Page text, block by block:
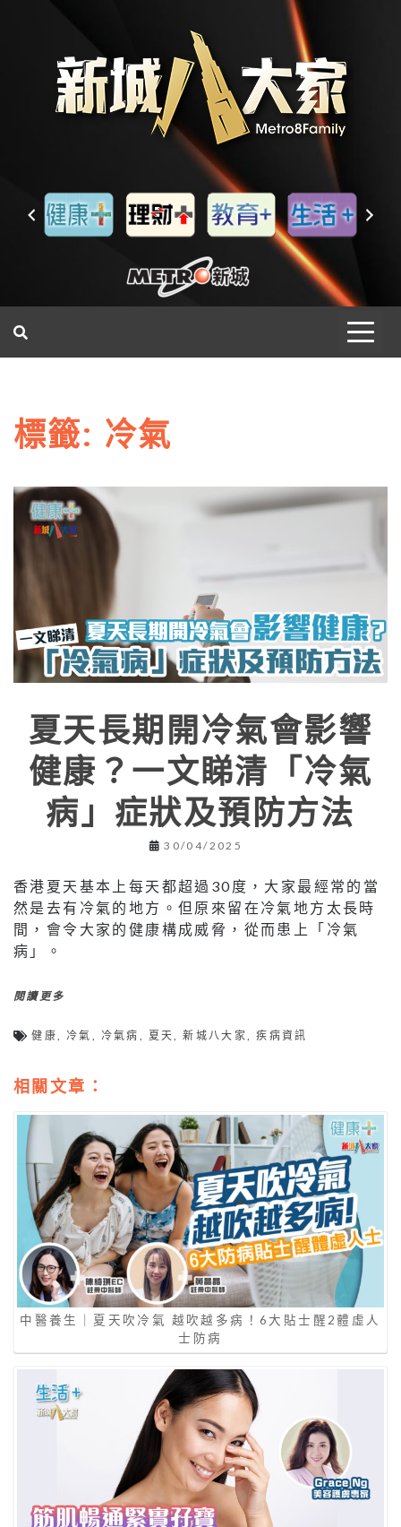
標籤: 冷氣
夏天長期開冷氣會影響
健康？一文睇清「冷氣
病」症狀及預防方法
30/04/2025
香港夏天基本上每天都超過30度，大家最經常的當
然是去有冷氣的地方。但原來留在冷氣地方太長時
間，會令大家的健康構成威脅，從而患上「冷氣
病」。
閱讀更多
健康, 冷氣 , 冷氣病 , 夏天,新城八大家,疾病資訊
相關文章：
中醫養生｜夏天吹冷氣 越吹越多病！6大貼士醒2體虛人
士防病